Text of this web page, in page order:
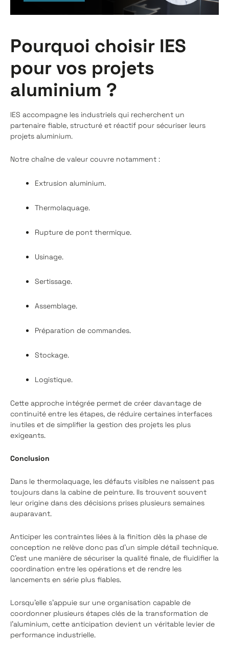
Pourquoi choisir IES
pour vos projets
aluminium ?
IES accompagne les industriels qui recherchent un
partenaire fiable, structuré et réactif pour sécuriser leurs
projets aluminium.
Notre chaîne de valeur couvre notamment :
Extrusion aluminium.
Thermolaquage.
Rupture de pont thermique.
Usinage.
Sertissage.
Assemblage.
Préparation de commandes.
Stockage.
Logistique.
Cette approche intégrée permet de créer davantage de
continuité entre les étapes, de réduire certaines interfaces
inutiles et de simplifier la gestion des projets les plus
exigeants.
Conclusion
Dans le thermolaquage, les défauts visibles ne naissent pas
toujours dans la cabine de peinture. Ils trouvent souvent
leur origine dans des décisions prises plusieurs semaines
auparavant.
Anticiper les contraintes liées à la finition dès la phase de
conception ne relève donc pas d'un simple détail technique.
C'est une manière de sécuriser la qualité finale, de fluidifier la
coordination entre les opérations et de rendre les
lancements en série plus fiables.
Lorsqu'elle s'appuie sur une organisation capable de
coordonner plusieurs étapes clés de la transformation de
l'aluminium, cette anticipation devient un véritable levier de
performance industrielle.